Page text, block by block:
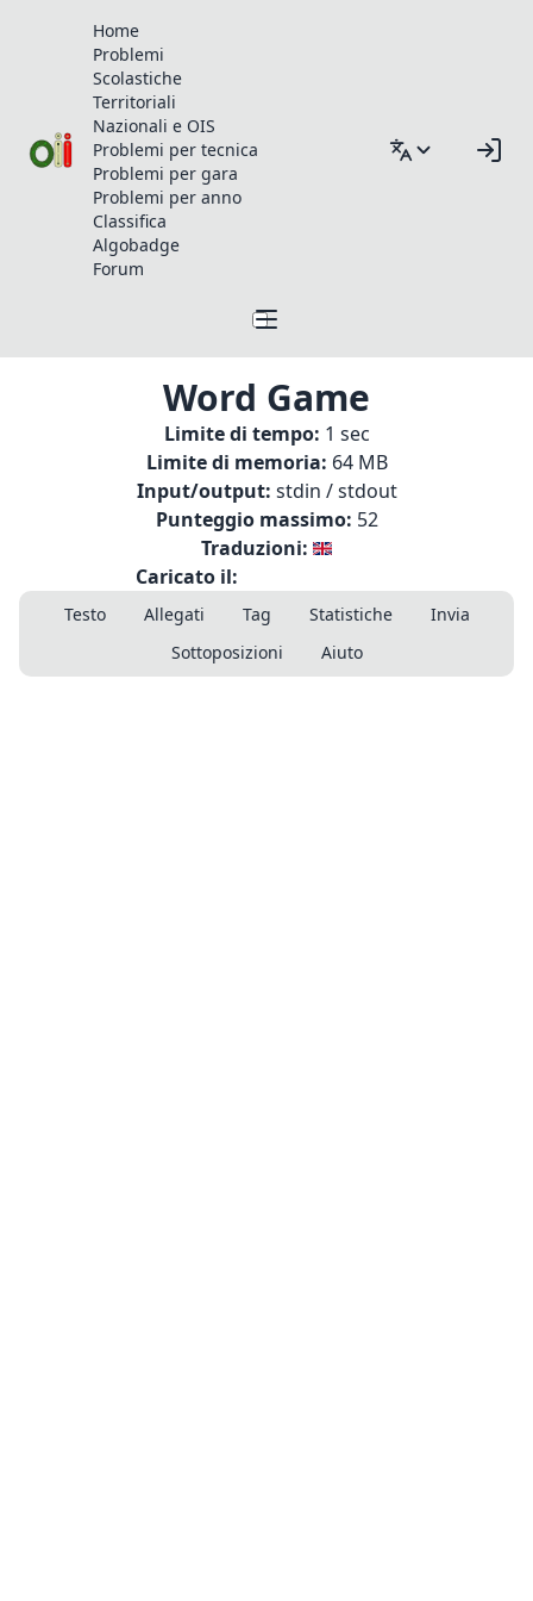
Home
Problemi
Scolastiche
Territoriali
Nazionali e OIS
Problemi per tecnica
Problemi per gara
Problemi per anno
Classifica
Algobadge
Forum
Word Game
Limite di tempo: 1 sec
Limite di memoria: 64 MB
Input/output: stdin / stdout
Punteggio massimo: 52
Traduzioni:
Caricato il:
Testo Allegati Tag Statistiche
Invia
Sottoposizioni
Aiuto